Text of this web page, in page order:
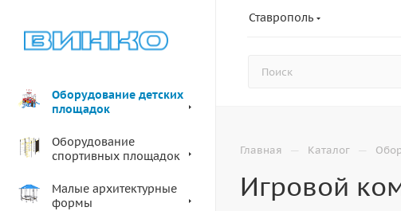
Ставрополь
Оборудование детских
площадок
Оборудование
спортивных площадок
Малые архитектурные
формы
Главная — Каталог —
Игровой